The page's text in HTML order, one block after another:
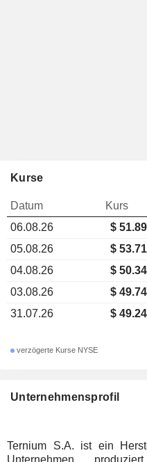
Unternehmensprofil
Ternium S.A. ist ein
Unternehmen
Kurse
Datum Kurs
06.08.26
$ 51.89
05.08.26
$ 53.71
04.08.26
$ 50.34
03.08.26
$ 49.74
31.07.26
$ 49.24
verzögerte Kurse NYSE